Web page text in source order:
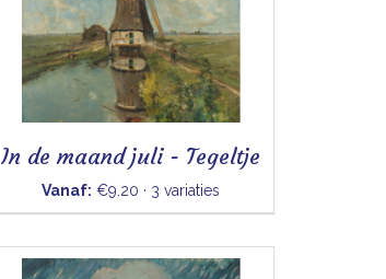
In de maand juli - Tegeltje
Vanaf: €9.20 · 3 variaties